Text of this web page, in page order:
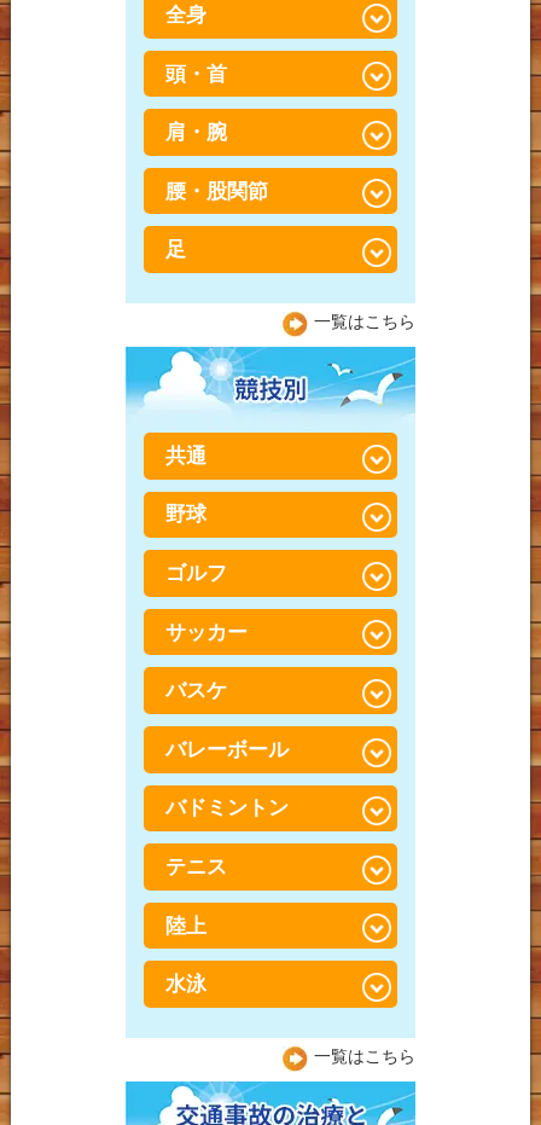
骨盤・骨格矯正×筋肉調整
（パートナーストレッ
チ）
骨盤・骨格矯正
鍼灸
産後骨盤矯正
会員制 トレーニング×整
体
加圧「BOOSTER」トレー
ニング
整体に行っても治らなか
った方へ
全身
スポーツ障害・スポーツ
外傷
捻挫・肉離れ
打撲（だぼく）・打ち身
頭・首
寝違え
ストレートネック
顎関節症（がくかんせつ
しょう）
肩・腕
五十肩
かくでぐちしょうこうぐ
ん）
野球肩
テニス肘（上腕骨外側上
顆炎）
野球肘
肘・手首痛
TFCC損傷
腱鞘炎・ばね指・ド・ケ
ルバン病
手・指のしびれ
腰・股関節
足の付け根の違和感、放
置していませんか？日本
人に多い「股関節」の悩
腰痛
ぎっくり腰（急性腰痛）
とは？
脊柱管狭窄症
腰椎すべり症（ようつい
すべりしょう）
股関節痛（こかんせつつ
う）
梨状筋症候群（りじょう
きんしょうこうぐん）
腰椎分離症（ようついぶ
んりしょう）
足
腸脛靭帯炎（ちょうけい
じんたいえん）
変形性膝関節症
半月板損傷（はんげつば
んそんしょう）
鵞足炎（がそくえん）
オスグッドシュラッター
病
足底筋膜炎（そくていき
んまくえん）
外反母趾（がいはんぼ
O脚
ジャンパー膝（膝蓋靭帯
炎）
シンスプリント
アキレス腱炎（周囲炎）
一覧はこちら
共通
捻挫・肉離れ
打撲（だぼく）・打ち身
野球
野球腰
野球肘
野球肩
ゴルフ
ゴルフ膝
ゴルフ肩
ゴルフ腰
サッカー
サッカーでの膝の怪我
サッカーでの股関節の怪
我
サッカーでの足首の痛み
サッカー腰
バスケ
バスケでの足首の怪我
バスケでの腰の怪我
バスケでの膝の怪我
バレーボール
バレーでの腰の怪我
バレーボールでの膝・す
ねの怪我
バレーボールでの捻挫・
突き指
バドミントン
バドミントンでの腰の怪
我
バドミントンでの膝の怪
我
テニス
テニスでの腰の怪我
テニスでの膝の怪我
陸上
陸上での腰の怪我
陸上での膝の怪我
陸上での足首の怪我
水泳
水泳での腰の怪我
水泳での肩の怪我
一覧はこちら